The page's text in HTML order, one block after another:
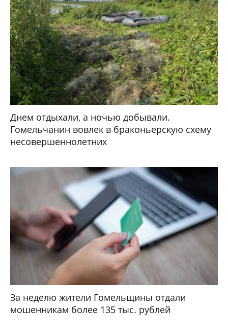
Днем отдыхали, а ночью добывали.
Гомельчанин вовлек в браконьерскую схему
несовершеннолетних
За неделю жители Гомельщины отдали
мошенникам более 135 тыс. рублей